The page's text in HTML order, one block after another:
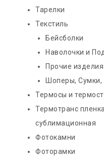
Тарелки
Текстиль
Бейсболки
Наволочки и
Прочие изделия
Шоперы, Сумки,
Термосы и
Термотранс
сублимационная
Фотокамни
Фоторамки